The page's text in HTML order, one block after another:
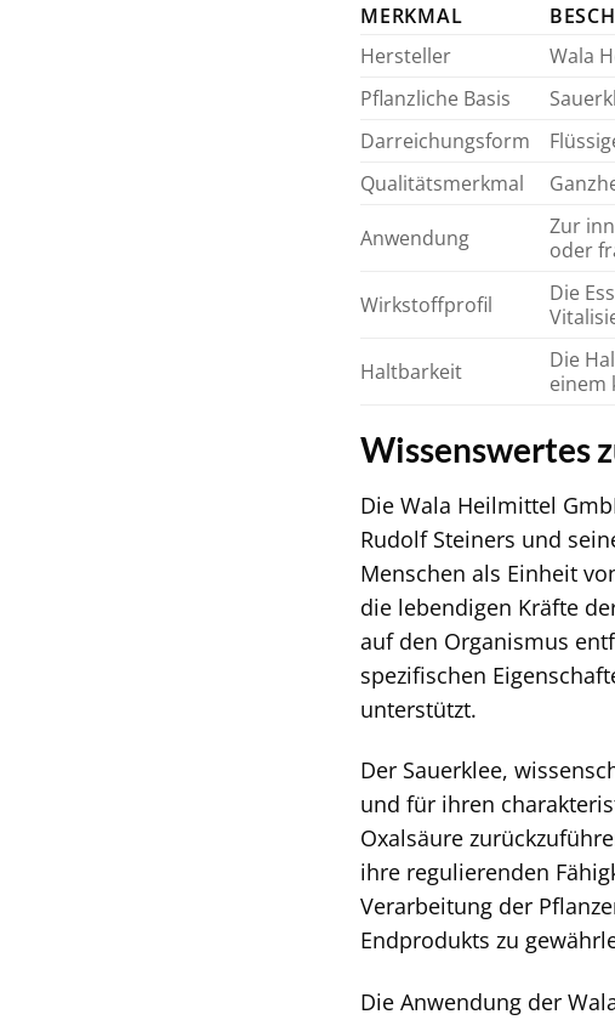
MERKMAL
Hersteller
Wala
Pflanzliche Basis
Darreichungsform
Qualitätsmerkmal
Anwendung
Zur
oder
Wirkstoffprofil
Die
Haltbarkeit
Die
einem
Wissenswertes
Die Wala Heilmittel
Rudolf Steiners und
Menschen als Einheit
die lebendigen Kräfte
auf den Organismus
spezifischen
unterstützt.
Der Sauerklee,
und für ihren
Oxalsäure
ihre regulierenden
Verarbeitung der
Endprodukts zu
Die Anwendung der